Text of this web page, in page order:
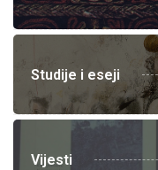
Studije i eseji
Vijesti